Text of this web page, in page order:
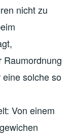
nicht zu
Raumordnung
solche so
Von einem